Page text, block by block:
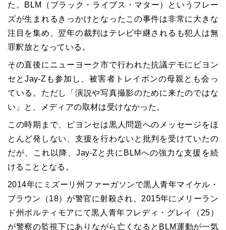
た。BLM（ブラック・ライブス・マター）というフレー
ズが生まれるきっかけとなったこの事件は非常に大きな
注目を集め、翌年の裁判はテレビ中継されるも犯人は無
罪釈放となっている。
その直後にニューヨーク市で行われた抗議デモにビヨン
セとJay-Zも参加し、被害者トレイボンの母親とも会っ
ている。ただし「演説や写真撮影のために来たのではな
い」と、メディアの取材は受けなかった。
この時期まで、ビヨンセは黒人問題へのメッセージをほ
とんど発しない、支援を行わないと批判を受けていたの
だが、これ以降、Jay-Zと共にBLMへの強力な支援を続
けることとなる。
2014年にミズーリ州ファーガソンで黒人青年マイケル・
ブラウン（18）が警官に射殺され、2015年にメリーラン
ド州ボルティモアにて黒人青年フレディ・グレイ（25）
が警察の監視下にありながら亡くなるとBLM運動が一気